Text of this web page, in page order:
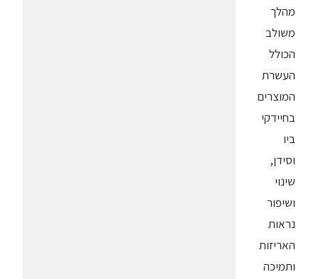
מהלך
משולב
הכולל
העשרת
המוצרים
בחיידקי
ביו
וסידן,
שינוי
ושיפור
נראות
האריזות
ותמיכה